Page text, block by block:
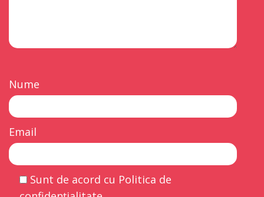
Nume
Email
Sunt de acord cu Politica de